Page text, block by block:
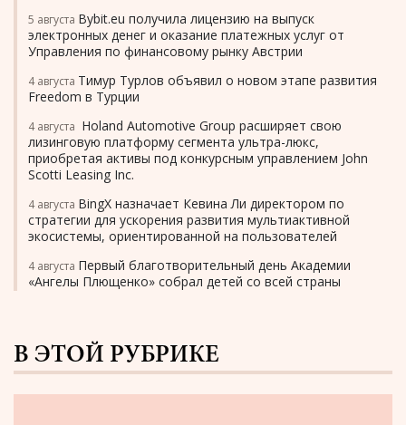
5 августа Bybit.eu получила лицензию на выпуск
электронных денег и оказание платежных услуг от
Управления по финансовому рынку Австрии
4 августа Тимур Турлов объявил о новом этапе развития
Freedom в Турции
4 августа Holand Automotive Group расширяет свою
лизинговую платформу сегмента ультра-люкс,
приобретая активы под конкурсным управлением John
Scotti Leasing Inc.
4 августа BingX назначает Кевина Ли директором по
стратегии для ускорения развития мультиактивной
экосистемы, ориентированной на пользователей
4 августа Первый благотворительный день Академии
«Ангелы Плющенко» собрал детей со всей страны
В ЭТОЙ РУБРИКЕ